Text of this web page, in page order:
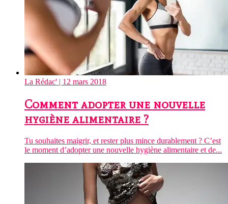
La Rédac' | 12 mars 2018
Comment adopter une nouvelle
hygiène alimentaire ?
Tu souhaites maigrir, et rester plus mince durablement ? C’est
le moment d’adopter une nouvelle hygiène alimentaire et de...